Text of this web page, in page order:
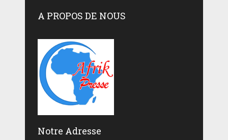
A PROPOS DE NOUS
Notre Adresse